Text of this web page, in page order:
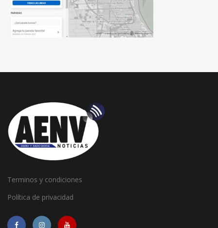
Terminos y condiciones
Política de privacidad